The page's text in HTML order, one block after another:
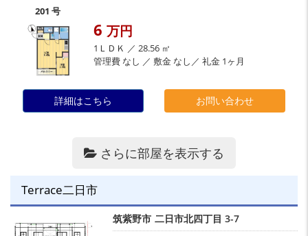
201 号
6 万円
1ＬＤＫ ／ 28.56 ㎡
管理費 なし ／ 敷金 なし／ 礼金 1ヶ月
詳細はこちら お問い合わせ
さらに部屋を表示する
Terrace二日市
筑紫野市 二日市北四丁目 3-7